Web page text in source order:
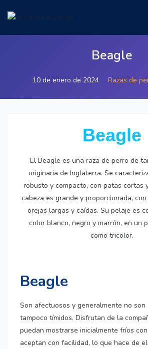
Beagle
10 de enero de 2024 Razas de
Beagle
El Beagle es una raza de perro de
originaria de Inglaterra. Se
robusto y compacto, con patas cortas
cabeza es grande y proporcionada,
orejas largas y caídas. Su pelaje es
color blanco, negro y marrón, en un
como tricolor.
Beagle
Son afectuosos y generalmente no son
tampoco tímidos. Disfrutan de la
puedan mostrarse inicialmente fríos
aceptan con facilidad, lo que hace de